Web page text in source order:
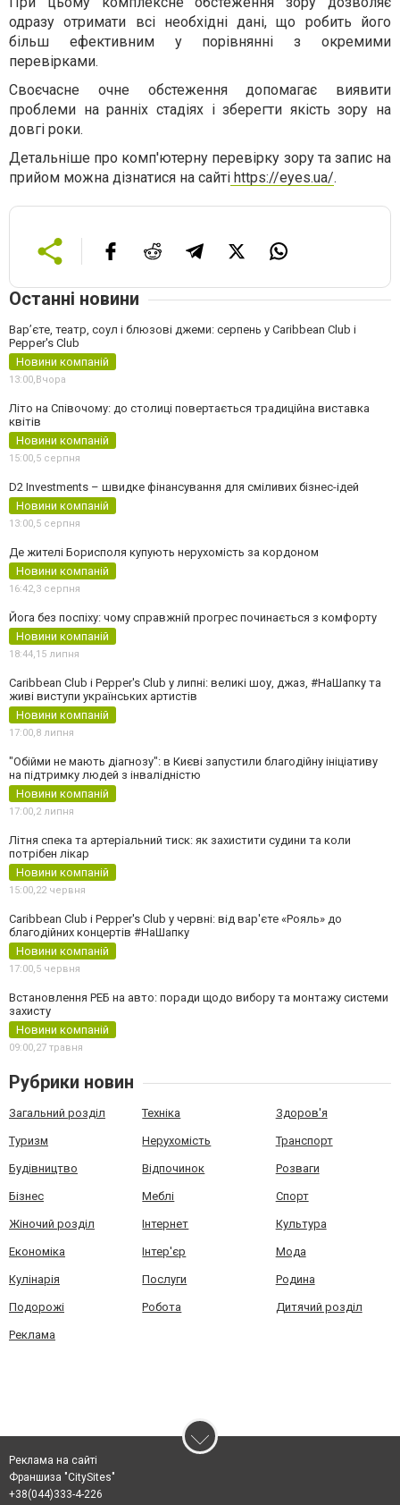
одразу отримати всі необхідні дані, що робить його
більш ефективним у порівнянні з окремими
перевірками.
Своєчасне очне обстеженнядопомагає виявити
проблеми на ранніх стадіях і зберегти якість зору на
довгі роки.
Детальніше про комп'ютерну перевірку зорута запис на
прийом можна дізнатися на сайті https://eyes.ua/.
Останні новини
Вар’єте, театр, соул і блюзові джеми: серпень у Caribbean Club і
Pepper's Club
Новини компаній
13:00,Вчора
Літо на Співочому: до столиці повертається традиційна виставка
квітів
Новини компаній
15:00,5 серпня
D2 Investments – швидке фінансування для сміливих бізнес-ідей
Новини компаній
13:00,5 серпня
Де жителі Борисполя купують нерухомість за кордоном
Новини компаній
16:42,3 серпня
Йога без поспіху: чому справжній прогрес починається з комфорту
Новини компаній
18:44,15 липня
Caribbean Club і Pepper's Club у липні: великі шоу, джаз, #НаШапку та
живі виступи українських артистів
Новини компаній
17:00,8 липня
"Обійми не мають діагнозу": в Києві запустили благодійну ініціативу
на підтримку людей з інвалідністю
Новини компаній
17:00,2 липня
Літня спека та артеріальний тиск: як захистити судини та коли
потрібен лікар
Новини компаній
15:00,22 червня
Caribbean Club і Pepper's Club у червні: від вар'єте «Рояль» до
благодійних концертів #НаШапку
Новини компаній
17:00,5 червня
Встановлення РЕБ на авто: поради щодо вибору та монтажу системи
захисту
Новини компаній
09:00,27 травня
Рубрики новин
Загальний розділ Техніка Здоров'я
Туризм Нерухомість Транспорт
Будівництво Відпочинок Розваги
Бізнес Меблі Спорт
Жіночий розділ Інтернет Культура
Економіка Інтер'єр Мода
Кулінарія Послуги Родина
Подорожі Робота Дитячий розділ
Реклама
Реклама на сайті
Франшиза "CitySites"
+38(044)333-4-226